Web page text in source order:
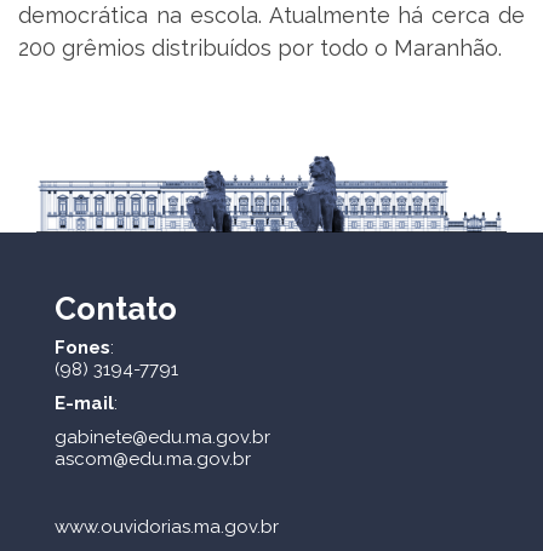
democrática na escola. Atualmente há cerca de
200 grêmios distribuídos por todo o Maranhão.
Contato
Fones:
(98) 3194-7791
E-mail:
gabinete@edu.ma.gov.br
ascom@edu.ma.gov.br
www.ouvidorias.ma.gov.br